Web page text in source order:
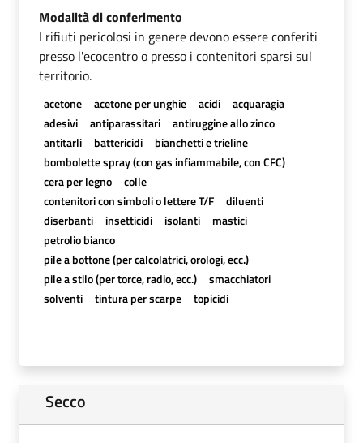
Modalità di conferimento
I rifiuti pericolosi in genere devono essere conferiti
presso l'ecocentro o presso i contenitori sparsi sul
territorio.
acetone acetone per unghie acidi
acquaragia
adesivi
antiparassitari
antiruggine allo zinco
antitarli
battericidi
bianchetti e trieline
bombolette spray (con gas infiammabile, con CFC)
cera per legno
colle
contenitori con simboli o lettere T/F
diluenti
diserbanti
insetticidi isolanti
mastici
petrolio bianco
pile a bottone (per calcolatrici, orologi, ecc.)
pile a stilo (per torce, radio, ecc.)
smacchiatori
solventi
tintura per scarpe topicidi
Secco